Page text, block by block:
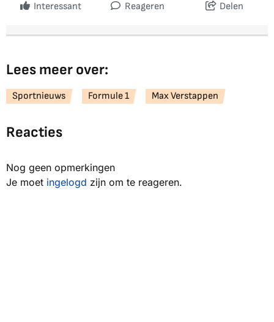
Interessant Reageren Delen
Lees meer over:
Sportnieuws Formule 1 Max Verstappen
Reacties
Nog geen opmerkingen
Je moet ingelogd zijn om te reageren.